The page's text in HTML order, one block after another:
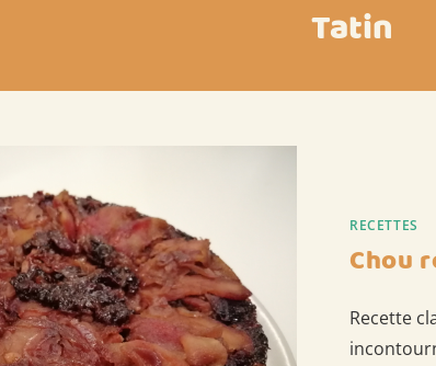
Tatin
RECETTES
Chou
Recette